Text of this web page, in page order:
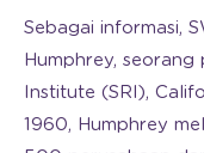
Sebagai informasi,
Humphrey,
Institute (SRI),
1960, Humphrey